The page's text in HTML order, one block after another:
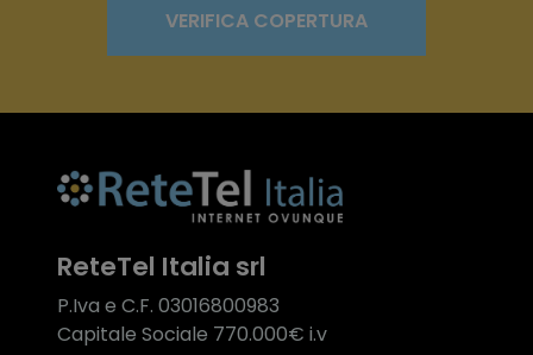
VERIFICA COPERTURA
ReteTel Italia srl
P.Iva e C.F. 03016800983
Capitale Sociale 770.000€ i.v